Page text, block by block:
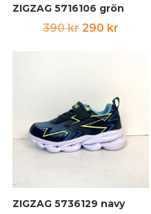
ZIGZAG 5716106 grön
390kr Det
390 kr.
290 krDet
290 kr.
ZIGZAG 5736129 navy